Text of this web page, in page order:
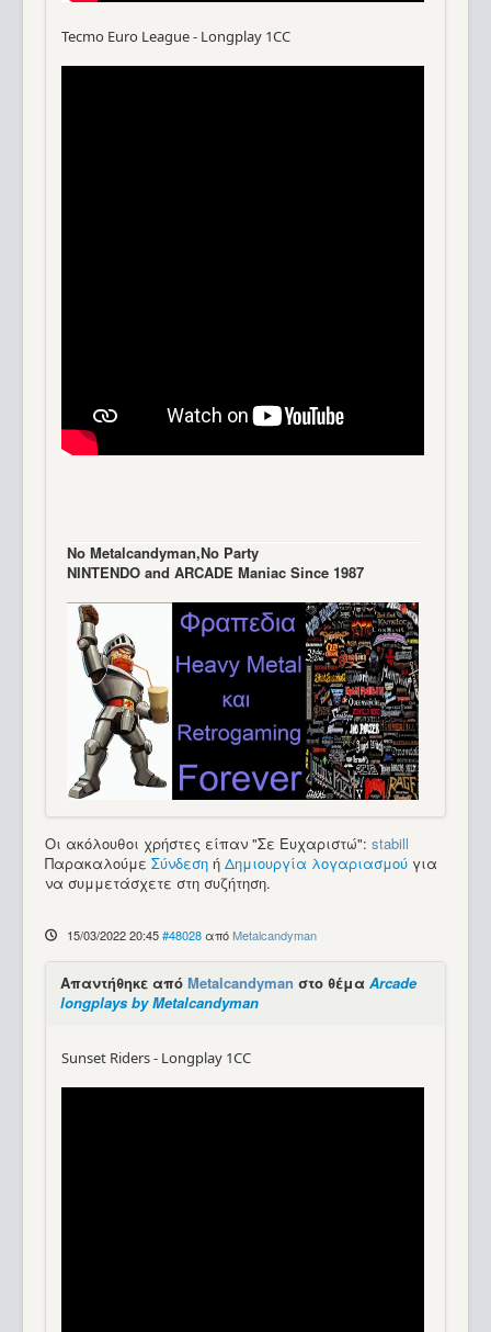
Tecmo Euro League - Longplay 1CC
Νo Μetalcandyman,No Party
NINTENDO and ARCADE Maniac Since 1987
Οι ακόλουθοι χρήστες είπαν "Σε Ευχαριστώ": stabill
Παρακαλούμε Σύνδεση ή Δημιουργία λογαριασμού για
να συμμετάσχετε στη συζήτηση.
15/03/2022 20:45 #48028 απόMetalcandyman
Απαντήθηκε από Metalcandyman στο θέμα Arcade
longplays by Metalcandyman
Sunset Riders - Longplay 1CC